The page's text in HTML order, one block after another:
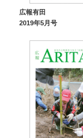
広報有田
2019年5月号